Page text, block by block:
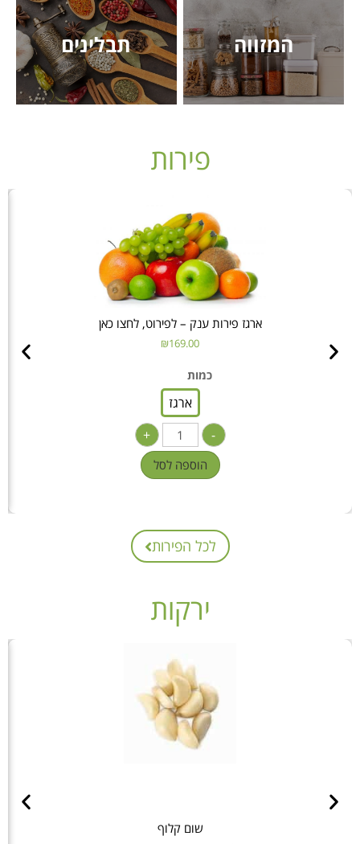
המזווה תבלינים
פירות
ארגז פירות ענק – לפירוט, לחצו כאן
₪169.00
כמות
ארגז
-
+
הוספה לסל
לכל הפירות
ירקות
שום קלוף